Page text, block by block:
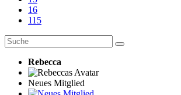
16
115
Rebecca
Neues Mitglied